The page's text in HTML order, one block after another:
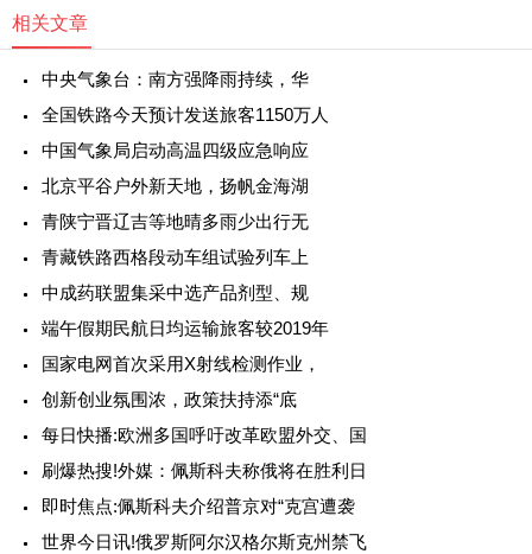
相关文章
中央气象台：南方强降雨持续，华
全国铁路今天预计发送旅客1150万人
中国气象局启动高温四级应急响应
北京平谷户外新天地，扬帆金海湖
青陕宁晋辽吉等地晴多雨少出行无
青藏铁路西格段动车组试验列车上
中成药联盟集采中选产品剂型、规
端午假期民航日均运输旅客较2019年
国家电网首次采用X射线检测作业，
创新创业氛围浓，政策扶持添“底
每日快播:欧洲多国呼吁改革欧盟外交、国
刷爆热搜!外媒：佩斯科夫称俄将在胜利日
即时焦点:佩斯科夫介绍普京对“克宫遭袭
世界今日讯!俄罗斯阿尔汉格尔斯克州禁飞